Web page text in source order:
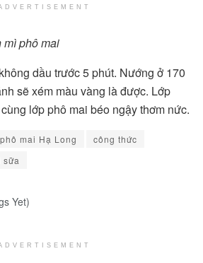
phô mai
dầu trước 5 phút. Nướng ở 170
sẽ xém màu vàng là được. Lớp
lớp phô mai béo ngậy thơm nức.
mai Hạ Long
công thức
sữa
Yet)